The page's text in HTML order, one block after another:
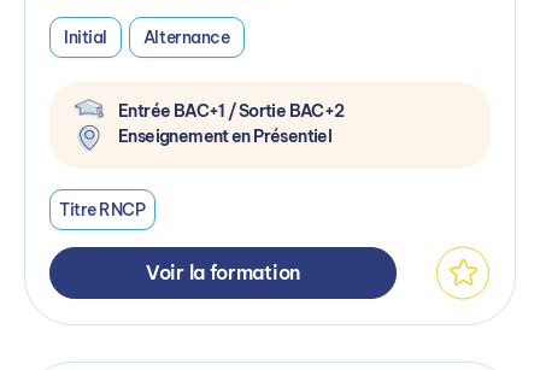
Initial Alternance
Entrée BAC+1 / Sortie BAC+2
Enseignement en Présentiel
Titre RNCP
Voir la formation